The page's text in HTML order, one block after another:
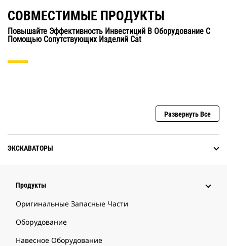
СОВМЕСТИМЫЕ ПРОДУКТЫ
Повышайте Эффективность Инвестиций В Оборудование С
Помощью Сопутствующих Изделий Cat
Развернуть Все
ЭКСКАВАТОРЫ
Продукты
Оригинальные Запасные Части
Оборудование
Навесное Оборудование